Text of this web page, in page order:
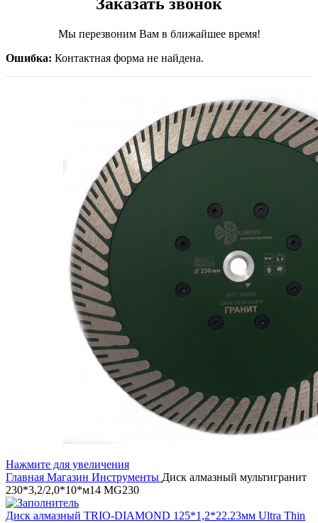
Мы перезвоним Вам в ближайшее время!
Ошибка: Контактная форма не найдена.
Нажмите для увеличения
Главная Магазин Инструменты Диск алмазный мультигранит
230*3,2/2,0*10*м14 MG230
Диск алмазный TRIO-DIAMOND 125*1,2*22.23мм Ultra Thin